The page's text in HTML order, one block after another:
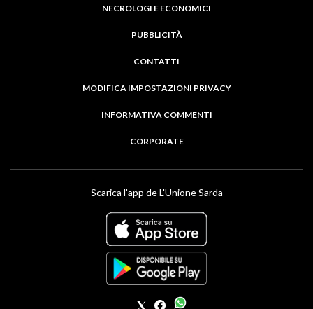
NECROLOGI E ECONOMICI
PUBBLICITÀ
CONTATTI
MODIFICA IMPOSTAZIONI PRIVACY
INFORMATIVA COMMENTI
CORPORATE
Scarica l'app de L'Unione Sarda